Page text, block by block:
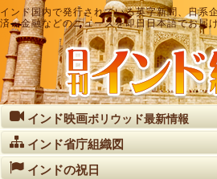
インド国内で発行されている英字新聞、日系
済・金融などのニュースを即日日本語でお届
インド映画ボリウッド最新情報
インド省庁組織図
インドの祝日